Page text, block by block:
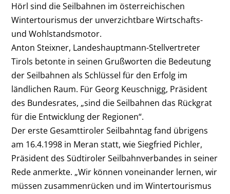
Hörl sind die Seilbahnen im österreichischen
Wintertourismus der unverzichtbare Wirtschafts-
und Wohlstandsmotor.
Anton Steixner, Landeshauptmann-Stellvertreter
Tirols betonte in seinen Grußworten die Bedeutung
der Seilbahnen als Schlüssel für den Erfolg im
ländlichen Raum. Für Georg Keuschnigg, Präsident
des Bundesrates, „sind die Seilbahnen das Rückgrat
für die Entwicklung der Regionen“.
Der erste Gesamttiroler Seilbahntag fand übrigens
am 16.4.1998 in Meran statt, wie Siegfried Pichler,
Präsident des Südtiroler Seilbahnverbandes in seiner
Rede anmerkte. „Wir können voneinander lernen, wir
müssen zusammenrücken und im Wintertourismus